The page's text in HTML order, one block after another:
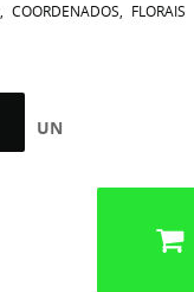
COORDENADOS FLORAIS
UN